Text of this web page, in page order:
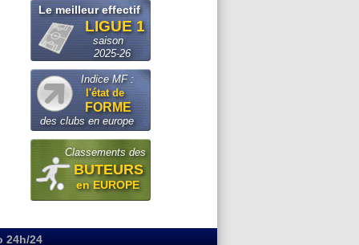
Le meilleur effectif
LIGUE 1
saison
2025-26
Indice MF :
l'état de
FORME
des clubs en europe
Classements des
BUTEURS
en EUROPE
24h/24